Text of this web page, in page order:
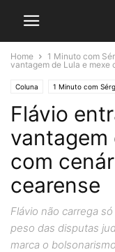
Home 1 Minuto com
vantagem de Lula e mexe
Coluna 1 Minuto com
Flávio
vantagem
com
cearense
Flávio não carrega
peso das disputas
marca o